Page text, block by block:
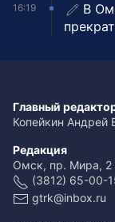
16:19
В
Главный
Копейкин Андрей
Редакция
Омск, пр. Мира, 2
(3812) 65-00-
gtrk@inbox.ru